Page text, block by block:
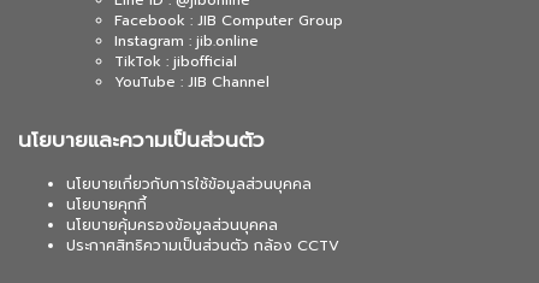
Facebook : JIB Computer Group
Instagram : jib.online
TikTok : jibofficial
YouTube : JIB Channel
นโยบายและความเป็นส่วนตัว
นโยบายเกี่ยวกับการใช้ข้อมูลส่วนบุคคล
นโยบายคุกกี้
นโยบายคุ้มครองข้อมูลส่วนบุคคล
ประกาศสิทธิความเป็นส่วนตัว กล้อง CCTV